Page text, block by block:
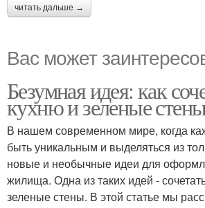
читать дальше →
Вас может
Безумная идея: как
кухню и зеленые
В нашем современном мире, когда
быть уникальным и выделяться из
новые и необычные идеи для
жилища. Одна из таких идей -
зеленые стены. В этой статье мы